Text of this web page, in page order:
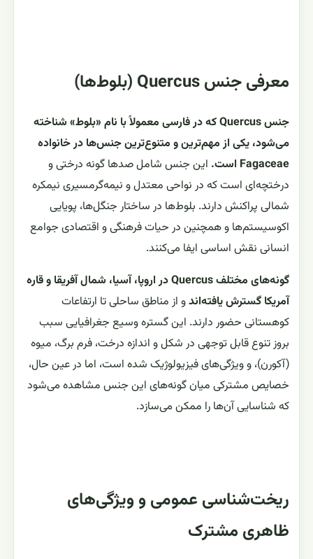
معرفی جنس Quercus (بلوط‌ها)
جنس Quercus که در فارسی معمولاً با نام «بلوط» شناخته
می‌شود، یکی از مهم‌ترین و متنوع‌ترین جنس‌ها در خانواده
Fagaceae است.
این جنس شامل صدها گونه درختی و
درختچه‌ای است که در نواحی معتدل و نیمه‌گرمسیری نیمکره
شمالی پراکنش دارند. بلوط‌ها در ساختار جنگل‌ها، پویایی
اکوسیستم‌ها و همچنین در حیات فرهنگی و اقتصادی جوامع
انسانی نقش اساسی ایفا می‌کنند.
گونه‌های مختلف Quercus در اروپا، آسیا، شمال آفریقا و قاره
آمریکا گسترش یافته‌اندو از مناطق ساحلی تا ارتفاعات
کوهستانی حضور دارند. این گستره وسیع جغرافیایی سبب
بروز تنوع قابل توجهی در شکل و اندازه درخت، فرم برگ، میوه
(آکورن)، و ویژگی‌های فیزیولوژیک شده است، اما در عین حال،
خصایص مشترکی میان گونه‌های این جنس مشاهده می‌شود
که شناسایی آن‌ها را ممکن می‌سازد.
ریخت‌شناسی عمومی و ویژگی‌های
ظاهری مشترک